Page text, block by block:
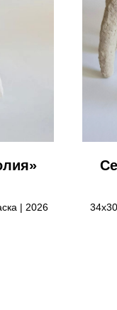
| 2026